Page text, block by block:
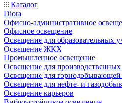
Каталог
Diora
Офисно-административное
Офисное освещение
Освещение для образовательных
Освещение ЖКХ
Промышленное освещение
Освещение для
Освещение для горнодобывающей
Освещение для нефте- и
Освещение карьеров